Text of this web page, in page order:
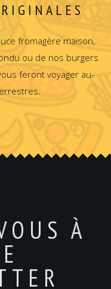
fromagère maison,
ou de nos burgers
feront voyager au-
À